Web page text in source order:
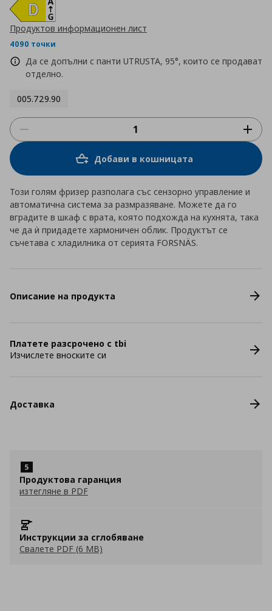
Продуктов информационен лист
4090 точки
Да се допълни с панти UTRUSTA, 95°, които се продават
отделно.
005.729.90
Добави в кошницата
Този голям фризер разполага със сензорно управление и
автоматична система за размразяване. Можете да го
вградите в шкаф с врата, която подхожда на кухнята, така
че да ѝ придадете хармоничен облик. Продуктът се
съчетава с хладилника от серията FORSNÄS.
Описание на продукта
Платете разсрочено с tbi
Изчислете вноските си
Доставка
Продуктова гаранция
изтегляне в PDF
Инструкции за сглобяване
Свалете PDF (6 MB)